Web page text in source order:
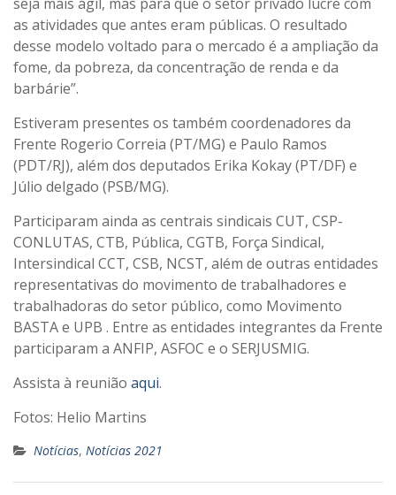
as atividades que antes eram públicas. O resultado
desse modelo voltado para o mercado é a ampliação da
fome, da pobreza, da concentração de renda e da
barbárie”.
Estiveram presentes os também coordenadores da
Frente Rogerio Correia (PT/MG) e Paulo Ramos
(PDT/RJ), além dos deputados Erika Kokay (PT/DF) e
Júlio delgado (PSB/MG).
Participaram ainda as centrais sindicais CUT, CSP-
CONLUTAS, CTB, Pública, CGTB, Força Sindical,
Intersindical CCT, CSB, NCST, além de outras entidades
representativas do movimento de trabalhadores e
trabalhadoras do setor público, como Movimento
BASTA e UPB . Entre as entidades integrantes da Frente
participaram a ANFIP, ASFOC e o SERJUSMIG.
Assista à reunião aqui.
Fotos: Helio Martins
Notícias, Notícias 2021